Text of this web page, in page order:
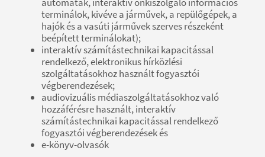
terminálok, kivéve a járművek, a repülőgépek, a
hajók és a vasúti járművek szerves részeként
beépített terminálokat);
interaktív számítástechnikai kapacitással
rendelkező, elektronikus hírközlési
szolgáltatásokhoz használt fogyasztói
végberendezések;
audiovizuális médiaszolgáltatásokhoz való
hozzáférésre használt, interaktív
számítástechnikai kapacitással rendelkező
fogyasztói végberendezések és
e-könyv-olvasók